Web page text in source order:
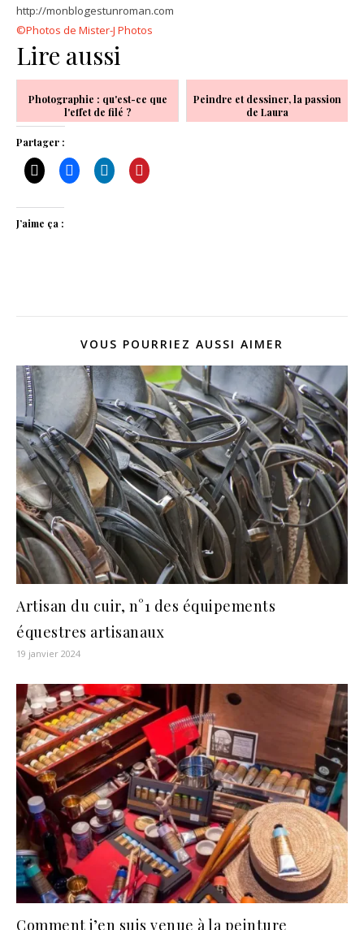
http://monblogestunroman.com
©Photos de Mister-J Photos
Lire aussi
Photographie : qu'est-ce que
l'effet de filé ?
Peindre et dessiner, la passion
de Laura
Partager :
J’aime ça :
VOUS POURRIEZ AUSSI AIMER
Artisan du cuir, n°1 des équipements
équestres artisanaux
19 janvier 2024
Comment j’en suis venue à la peinture